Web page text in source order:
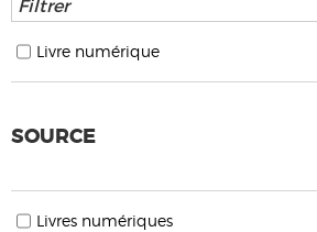
Livre numérique
SOURCE
Livres numériques